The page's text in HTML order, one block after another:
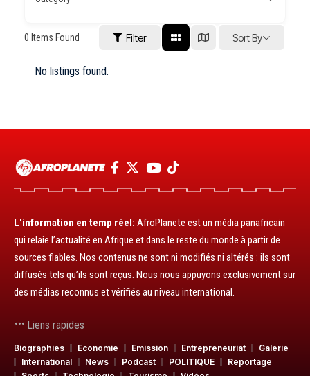
0 Items Found Filter Sort By
No listings found.
L'information en temp réel: AfroPlanete est un média panafricain
qui relaie l’actualité en Afrique et dans le reste du monde à partir de
sources fiables. Nos contenus ne sont ni modifiés ni altérés : ils sont
diffusés tels qu’ils sont reçus. Nous nous appuyons exclusivement sur
des médias reconnus et vérifiés au niveau international.
Liens rapides
Biographies Economie Emission Entrepreneuriat
Galerie
International
News Podcast POLITIQUE
Reportage